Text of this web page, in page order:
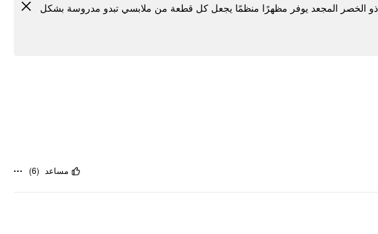
الخصر المجعد يوفر مظهرًا منظمًا يجعل كل قطعة من ملابسي تبدو مدروسة بشكل
مساعد (
6
)